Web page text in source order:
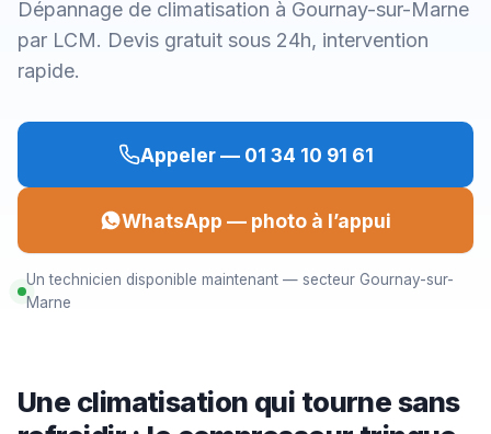
Dépannage de climatisation à Gournay-sur-Marne
par LCM. Devis gratuit sous 24h, intervention
rapide.
Appeler — 01 34 10 91 61
WhatsApp — photo à l’appui
Un technicien disponible maintenant — secteur Gournay-sur-
Marne
Une climatisation qui tourne sans